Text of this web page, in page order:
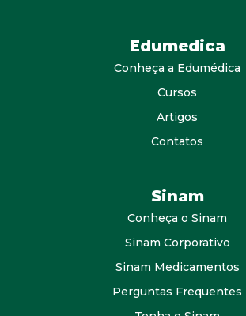
Edumedica
Conheça a Edumédica
Cursos
Artigos
Contatos
Sinam
Conheça o Sinam
Sinam Corporativo
Sinam Medicamentos
Perguntas Frequentes